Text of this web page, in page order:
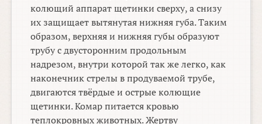
колющий аппарат щетинки сверху, а снизу
их защищает вытянутая нижняя губа. Таким
образом, верхняя и нижняя губы образуют
трубу с двусторонним продольным
надрезом, внутри которой так же легко, как
наконечник стрелы в продуваемой трубе,
двигаются твёрдые и острые колющие
щетинки. Комар питается кровью
теплокровных животных. Жертву